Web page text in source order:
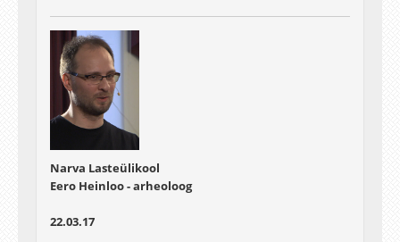
Narva Lasteülikool
Eero Heinloo - arheoloog
22.03.17